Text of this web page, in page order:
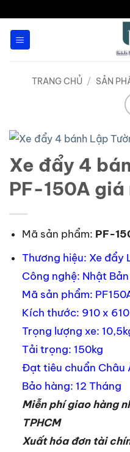
TRANG CHỦ / SẢN
Xe đẩy 4
PF-150A giá
Mã sản phẩm: PF-
Thương hiệu: Xe đẩy
Công nghệ: Nhật Bản
Mã sản phẩm:
Kích thước: 910 x
Trọng lượng xe:
Tải trọng: 150kg
Đạt tiêu chuẩn Châu
Bảo hàng: 12 Tháng
Miễn phí giao hàng
TPHCM
Xuất hóa đơn tài